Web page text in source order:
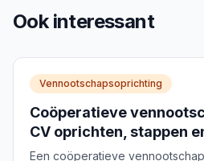
Ook interessant
Vennootschapsoprichting
Coöperatieve
CV oprichten, stappen
Een coöperatieve